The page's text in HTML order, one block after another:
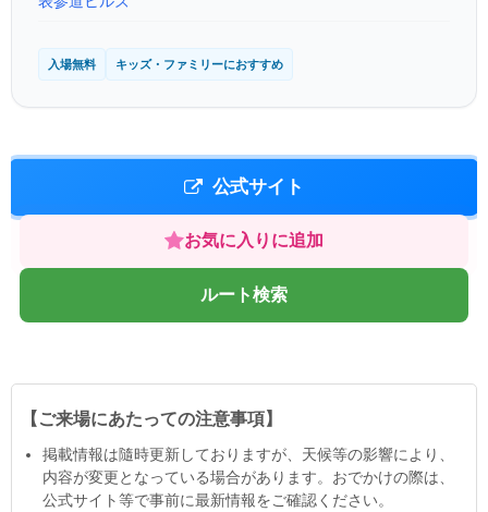
入場無料 キッズ・ファミリーにおすすめ
公式サイト
お気に入りに追加
ルート検索
【ご来場にあたっての注意事項】
掲載情報は隨時更新しておりますが、天候等の影響により、
内容が変更となっている場合があります。おでかけの際は、
公式サイト等で事前に最新情報をご確認ください。